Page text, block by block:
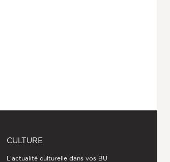
CULTURE
L'actualité culturelle dans vos BU